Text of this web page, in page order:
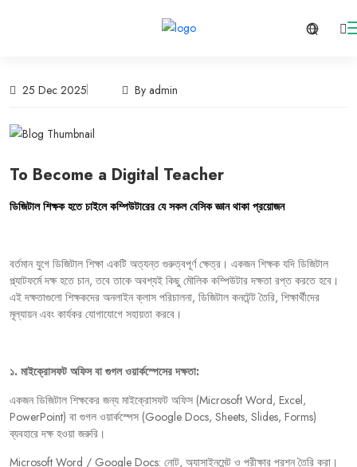
25 Dec 2025 By admin
To Become a Digital Teacher
ডিজিটাল শিক্ষক হতে চাইলে কম্পিউটারের যে সকল বেসিক জ্ঞান থাকা প্রয়োজন
বর্তমান যুগে ডিজিটাল শিক্ষা একটি অত্যন্ত গুরুত্বপূর্ণ ক্ষেত্র। একজন শিক্ষক যদি ডিজিটাল
প্ল্যাটফর্মে দক্ষ হতে চান,তবে তাকে অবশ্যই কিছু মৌলিক কম্পিউটার দক্ষতা রপ্ত করতে হবে।
এই দক্ষতাগুলো শিক্ষকদের অনলাইন ক্লাস পরিচালনা, ডিজিটাল কনটেন্ট তৈরি, শিক্ষার্থীদের
মূল্যায়ন এবং কার্যকর যোগাযোগে সহায়তা করবে।
১. মাইক্রোসফট অফিস বা গুগল ওয়ার্কস্পেসের দক্ষতা:
একজন ডিজিটাল শিক্ষকের জন্য মাইক্রোসফট অফিস (Microsoft Word, Excel,
PowerPoint) বা গুগল ওয়ার্কস্পেস (Google Docs, Sheets, Slides, Forms)
ব্যবহারে দক্ষ হওয়া জরুরি।
Microsoft Word / Google Docs: নোট, অ্যাসাইনমেন্ট ও পরীক্ষার প্রশ্ন তৈরি করা।